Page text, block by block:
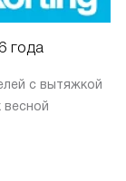
года
с вытяжкой